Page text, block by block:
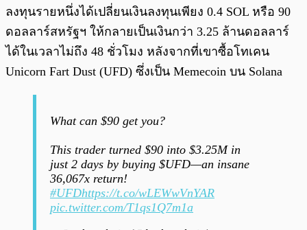
ลงทุนรายหนึ่งได้เปลี่ยนเงินลงทุนเพียง 0.4 SOL หรือ 90
ดอลลาร์สหรัฐฯ ให้กลายเป็นเงินกว่า 3.25 ล้านดอลลาร์
ได้ในเวลาไม่ถึง 48 ชั่วโมง หลังจากที่เขาซื้อโทเคน
Unicorn Fart Dust (UFD) ซึ่งเป็น Memecoin บน Solana
What can $90 get you?
This trader turned $90 into $3.25M in
just 2 days by buying $UFD—an insane
36,067x return!
#UFDhttps://t.co/wLEWwVnYAR
pic.twitter.com/T1qs1Q7m1a